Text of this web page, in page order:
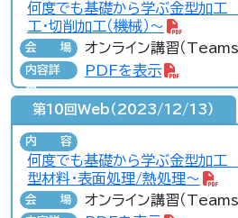
何度でも基礎から学ぶ金型加工
工・切削加工（機械）～
会場 オンライン講習（
内容詳
細
PDFを表示
第10回Web（2023/12/13）
内容
何度でも基礎から学ぶ金型加工
型材料・表面処理/熱処理～
会場 オンライン講習（